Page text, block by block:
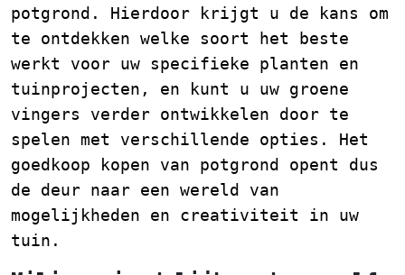
potgrond. Hierdoor krijgt u de kans om
te ontdekken welke soort het beste
werkt voor uw specifieke planten en
tuinprojecten, en kunt u uw groene
vingers verder ontwikkelen door te
spelen met verschillende opties. Het
goedkoop kopen van potgrond opent dus
de deur naar een wereld van
mogelijkheden en creativiteit in uw
tuin.